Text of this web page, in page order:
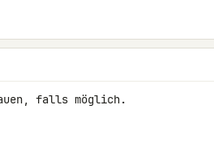
falls möglich.